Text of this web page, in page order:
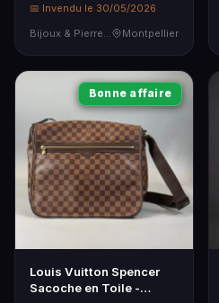
📅 Invendu le 30/05/2026
Montpellier
Bonne affaire
Louis Vuitton Spencer
Sacoche en Toile -